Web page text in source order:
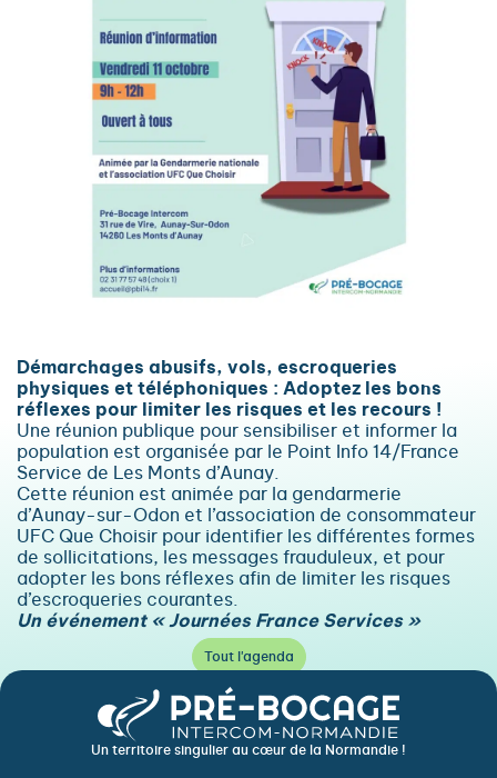
Démarchages abusifs, vols, escroqueries
physiques et téléphoniques : Adoptez les bons
réflexes pour limiter les risques et les recours !
Une réunion publique pour sensibiliser et informer la
population est organisée par le Point Info 14/France
Service de Les Monts d’Aunay.
Cette réunion est animée par la gendarmerie
d’Aunay-sur-Odon et l’association de consommateur
UFC Que Choisir pour identifier les différentes formes
de sollicitations, les messages frauduleux, et pour
adopter les bons réflexes afin de limiter les risques
d’escroqueries courantes.
Un événement « Journées France Services »
Tout l'agenda
Un territoire singulier au cœur de la Normandie !